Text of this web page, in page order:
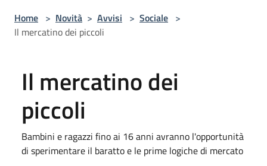
Home > Novità > Avvisi > Sociale >
Il mercatino dei piccoli
Il mercatino dei
piccoli
Bambini e ragazzi fino ai 16 anni avranno l'opportunità
di sperimentare il baratto e le prime logiche di mercato